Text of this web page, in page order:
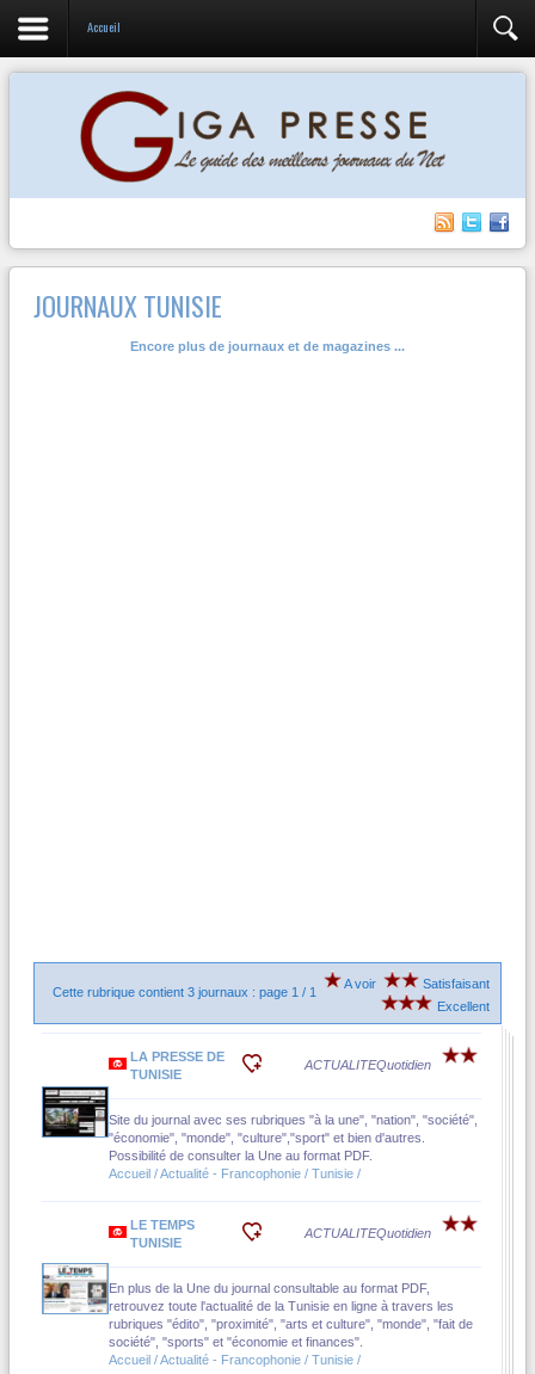
Accueil
JOURNAUX TUNISIE
Encore plus de journaux et de magazines ...
Cette rubrique contient 3 journaux : page 1 / 1
A voir
Satisfaisant
Excellent
LA PRESSE DE
TUNISIE
ACTUALITEQuotidien
Site du journal avec ses rubriques "à la une", "nation", "société",
"économie", "monde", "culture","sport" et bien d'autres.
Possibilité de consulter la Une au format PDF.
Accueil / Actualité - Francophonie / Tunisie /
LE TEMPS
TUNISIE
ACTUALITEQuotidien
En plus de la Une du journal consultable au format PDF,
retrouvez toute l'actualité de la Tunisie en ligne à travers les
rubriques "édito", "proximité", "arts et culture", "monde", "fait de
société", "sports" et "économie et finances".
Accueil / Actualité - Francophonie / Tunisie /